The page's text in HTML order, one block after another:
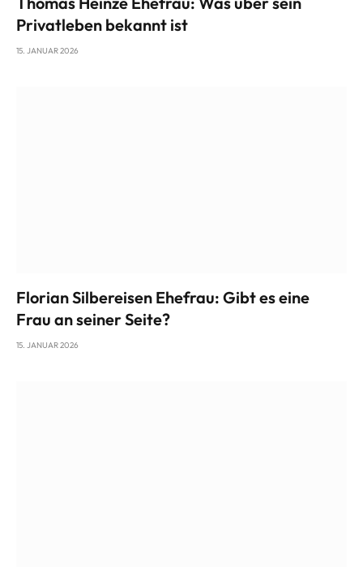
Privatleben bekannt ist
15. JANUAR 2026
Florian Silbereisen Ehefrau: Gibt es eine
Frau an seiner Seite?
15. JANUAR 2026